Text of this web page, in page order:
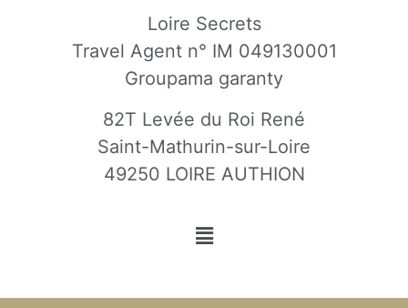
Loire Secrets
Travel Agent n° IM 049130001
Groupama garanty
82T Levée du Roi René
Saint-Mathurin-sur-Loire
49250 LOIRE AUTHION